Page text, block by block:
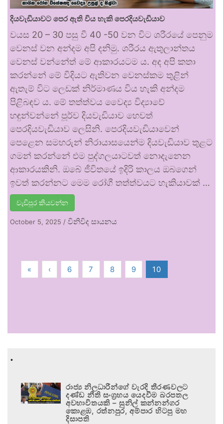
දියවැඩියාවට පෙර ඇති විය හැකි පෙරදියවැඩියාව
වයස 20 – 30 පසු වී 40 -50 වන විට ශරීරයේ පෙනුම
වෙනස් වන අන්දම අපි දනිමු. ශරීරය ඇතුලාන්තය
වෙනස් වන්නේත් මේ ආකාරයටම ය. අද අපි කතා
කරන්නේ මේ විදියට ඇතිවන වෙනස්කම තුළින්
ඇතැම් විට ලෙඩක් නිර්මාණය විය හැකි අන්දම
පිළිබඳව ය. මේ තත්ත්වය වෛද්‍ය විද්‍යාවේ
හඳුන්වන්නේ පූර්ව දියවැඩියාව හෙවත්
පෙරදියවැඩියාව ලෙසිනි. පෙරදියවැඩියාවෙන්
පෙළෙන සමහරුන් නිරායාසයෙන්ම දියවැඩියාව තුළට
ගමන් කරන්නේ එම පුද්ගලයාටවත් නොදැනෙන
ආකාරයකිනි. ඔබේ ජීවිතයේ ඉදිරි කාලය ඔබගෙන්
ඉවත් කරන්නට මෙම රෝගී තත්ත්වයට හැකියාවක් …
වැඩිපුර කියවන්න
October 5, 2025 / විනිවිද සායනය
« ‹ 6 7 8 9 10
.
රාජ්‍ය නිලධාරීන්ගේ වැරදි තීරණවලට
දණ්ඩ නීති සංග්‍රහය යෙදවීම බරපතල
අවභාවිතයකි – සුනිල් කන්නන්ගර
කොළඹ, රත්නපුර, අම්පාර හිටපු මහ
දිසාපති